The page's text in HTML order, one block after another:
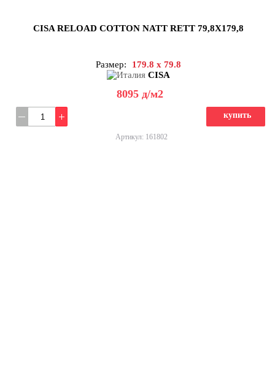
CISA RELOAD COTTON NATT RETT 79,8X179,8
Размер:
179.8 x 79.8
CISA
8095 д/м2
купить
Артикул: 161802